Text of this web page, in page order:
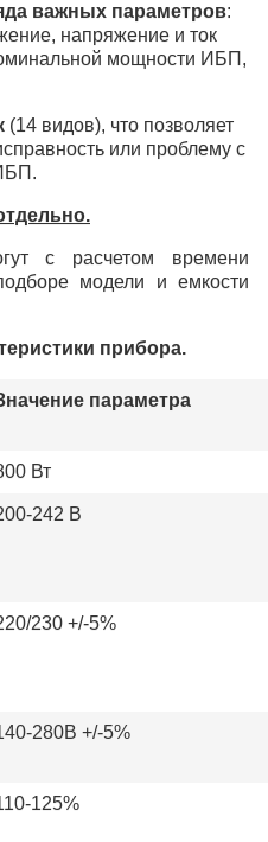
важных параметров:
напряжение и ток
мощности ИБП,
(14 видов), что позволяет
или проблему с
с расчетом времени
модели и емкости
прибора.
параметра
Вт
242 В
230 +/-5%
280В +/-5%
125%